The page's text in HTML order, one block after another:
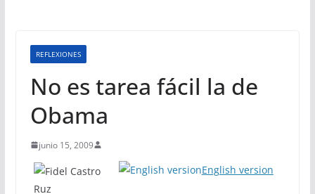
REFLEXIONES
No es tarea fácil la de
Obama
junio 15, 2009
English version